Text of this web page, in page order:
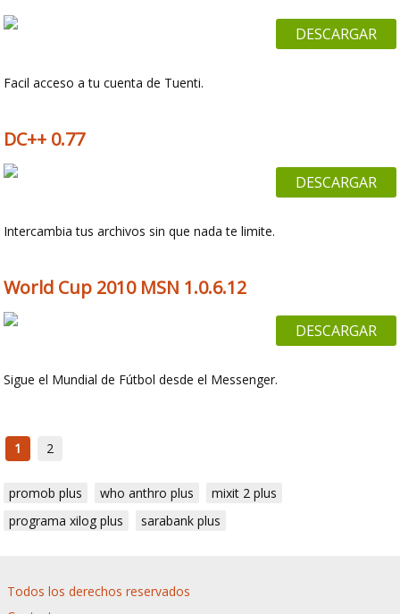
DESCARGAR
Facil acceso a tu cuenta de Tuenti.
DC++ 0.77
DESCARGAR
Intercambia tus archivos sin que nada te limite.
World Cup 2010 MSN 1.0.6.12
DESCARGAR
Sigue el Mundial de Fútbol desde el Messenger.
1 2
promob plus who anthro plus
mixit 2 plus
programa xilog plus
sarabank plus
Todos los derechos reservados